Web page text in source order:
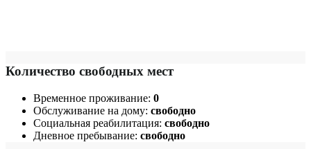
Количество свободных мест
Временное проживание: 0
Обслуживание на дому: свободно
Социальная реабилитация: свободно
Дневное пребывание: свободно